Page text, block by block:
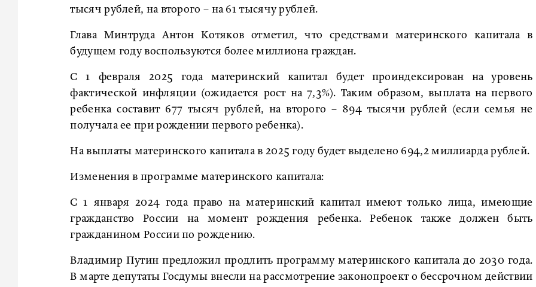
тысяч рублей, на второго – на 61 тысячу рублей.
Глава Минтруда Антон Котяков отметил, что средствами материнского капитала в
будущем году воспользуются более миллиона граждан.
С 1 февраля 2025 года материнский капитал будет проиндексирован на уровень
фактической инфляции (ожидается рост на 7,3%). Таким образом, выплата на первого
ребенка составит 677 тысяч рублей, на второго – 894 тысячи рублей (если семья не
получала ее при рождении первого ребенка).
На выплаты материнского капитала в 2025 году будет выделено 694,2 миллиарда рублей.
Изменения в программе материнского капитала:
С 1 января 2024 года право на материнский капитал имеют только лица, имеющие
гражданство России на момент рождения ребенка. Ребенок также должен быть
гражданином России по рождению.
Владимир Путин предложил продлить программу материнского капитала до 2030 года.
В марте депутаты Госдумы внесли на рассмотрение законопроект о бессрочном действии